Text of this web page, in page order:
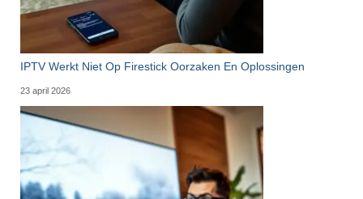
IPTV Werkt Niet Op Firestick Oorzaken En Oplossingen
23 april 2026